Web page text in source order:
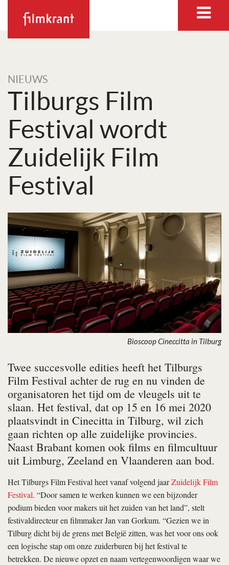
NIEUWS
Tilburgs Film
Festival wordt
Zuidelijk Film
Festival
Bioscoop Cineccitta in Tilburg
Twee succesvolle edities heeft het Tilburgs
Film Festival achter de rug en nu vinden de
organisatoren het tijd om de vleugels uit te
slaan. Het festival, dat op 15 en 16 mei 2020
plaatsvindt in Cinecitta in Tilburg, wil zich
gaan richten op alle zuidelijke provincies.
Naast Brabant komen ook films en filmcultuur
uit Limburg, Zeeland en Vlaanderen aan bod.
Het Tilburgs Film Festival heet vanaf volgend jaarZuidelijk Film
Festival. “Door samen te werken kunnen we een bijzonder
podium bieden voor makers uit het zuiden van het land”, stelt
festivaldirecteur en filmmaker Jan van Gorkum. “Gezien we in
Tilburg dicht bij de grens met België zitten, was het voor ons ook
een logische stap om onze zuiderburen bij het festival te
betrekken. De nieuwe opzet en naam vertegenwoordigen waar we